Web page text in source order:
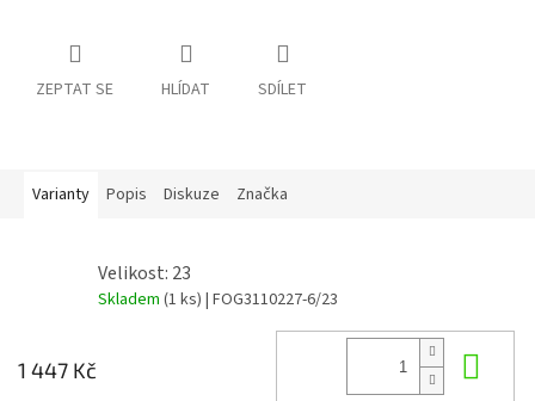
ZEPTAT SE HLÍDAT SDÍLET
Varianty Popis Diskuze Značka
Velikost: 23
Skladem (1 ks) | FOG3110227-6/23
1 447 Kč